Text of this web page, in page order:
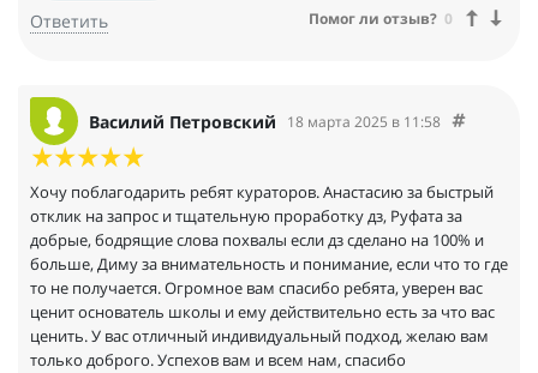
Ответить Помог ли отзыв? 0
Василий Петровский 18 марта 2025 в 11:58
Хочу поблагодарить ребят кураторов. Анастасию за быстрый
отклик на запрос и тщательную проработку дз, Руфата за
добрые, бодрящие слова похвалы если дз сделано на 100% и
больше, Диму за внимательность и понимание, если что то где
то не получается. Огромное вам спасибо ребята, уверен вас
ценит основатель школы и ему действительно есть за что вас
ценить. У вас отличный индивидуальный подход, желаю вам
только доброго. Успехов вам и всем нам, спасибо